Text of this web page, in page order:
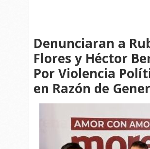
Denunciaran a
Flores y Héctor
Por Violencia
en Razón de